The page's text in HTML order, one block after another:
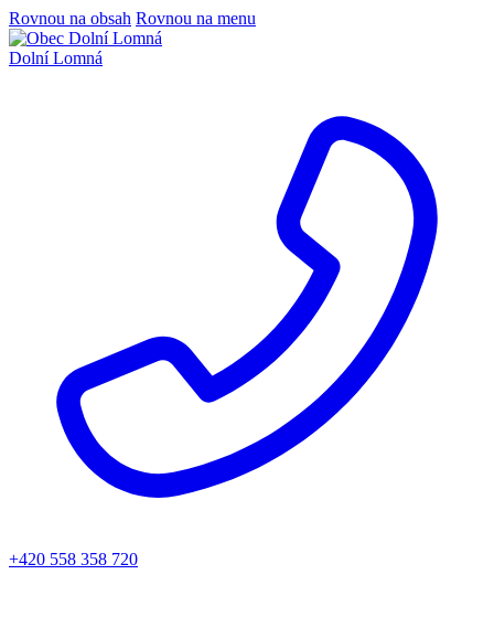
Rovnou na obsah Rovnou na menu
Dolní Lomná
+420 558 358 720